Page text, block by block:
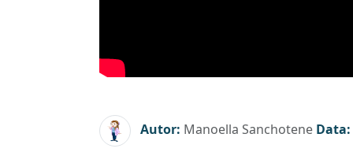
Autor: Manoella Sanchotene Data: